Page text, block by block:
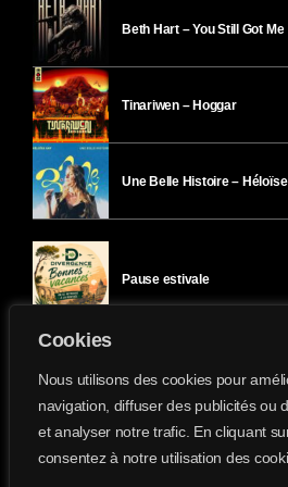
Cookies
Nous utilisons des cookies pour
navigation, diffuser des publicités ou
et analyser notre trafic. En cliquant
consentez à notre utilisation des
Beth Hart – You Still Got Me
Tinariwen – Hoggar
Une Belle Histoire –
Pause estivale
Ici l’Ombre – mardi 28 juillet